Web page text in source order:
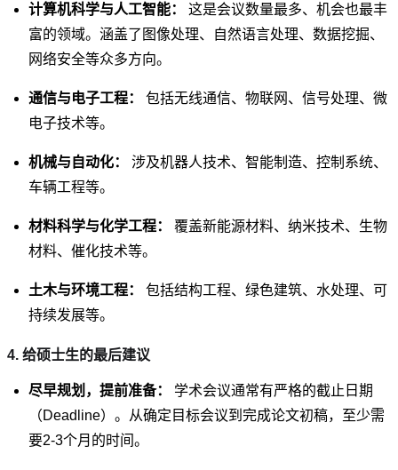
计算机科学与人工智能：
这是会议数量最多、机会也最丰
富的领域。涵盖了图像处理、自然语言处理、数据挖掘、
网络安全等众多方向。
通信与电子工程：
包括无线通信、物联网、信号处理、微
电子技术等。
机械与自动化：
涉及机器人技术、智能制造、控制系统、
车辆工程等。
材料科学与化学工程：
覆盖新能源材料、纳米技术、生物
材料、催化技术等。
土木与环境工程：
包括结构工程、绿色建筑、水处理、可
持续发展等。
4. 给硕士生的最后建议
尽早规划，提前准备：
学术会议通常有严格的截止日期
（Deadline）。从确定目标会议到完成论文初稿，至少需
要2-3个月的时间。